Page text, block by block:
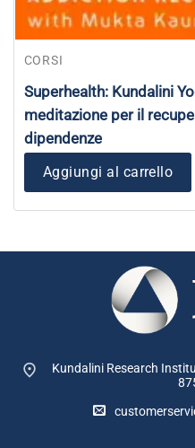
CORSI
Superhealth: Kundalini
meditazione per il
dipendenze
Aggiungi al carrello
Kundalini Research